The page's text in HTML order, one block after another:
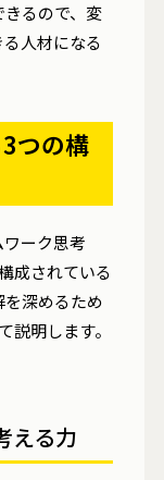
るので、変
人材になる
つの構
ーク思考
成されている
深めるため
説明します。
える力